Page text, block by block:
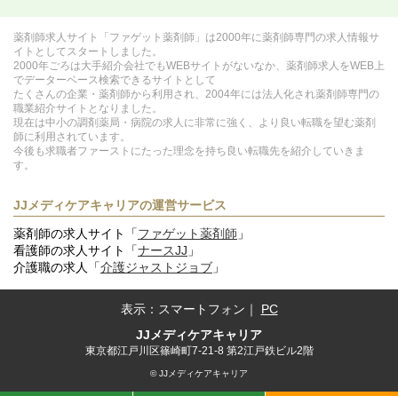
薬剤師求人サイト「ファゲット薬剤師」は2000年に薬剤師専門の求人情報サ
イトとしてスタートしました。
2000年ごろは大手紹介会社でもWEBサイトがないなか、薬剤師求人をWEB上
でデーターベース検索できるサイトとして
たくさんの企業・薬剤師から利用され、2004年には法人化され薬剤師専門の
職業紹介サイトとなりました。
現在は中小の調剤薬局・病院の求人に非常に強く、より良い転職を望む薬剤
師に利用されています。
今後も求職者ファーストにたった理念を持ち良い転職先を紹介していきま
す。
JJメディケアキャリアの運営サービス
薬剤師の求人サイト「ファゲット薬剤師 」
看護師の求人サイト「ナースJJ 」
介護職の求人「介護ジャストジョブ 」
表示： スマートフォン ｜ PC
JJメディケアキャリア
東京都江戸川区篠崎町7-21-8 第2江戸鉄ビル2階
© JJメディケアキャリア